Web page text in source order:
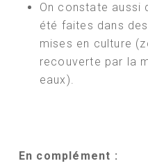
On constate aussi
été faites dans
mises en culture
recouverte par la
eaux).
En complément :